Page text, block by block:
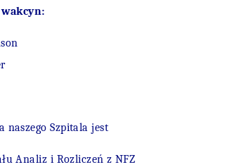
naszego Szpitala jest
Analiz i Rozliczeń z NFZ